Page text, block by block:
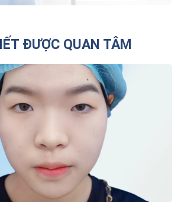
ĐƯỢC QUAN TÂM